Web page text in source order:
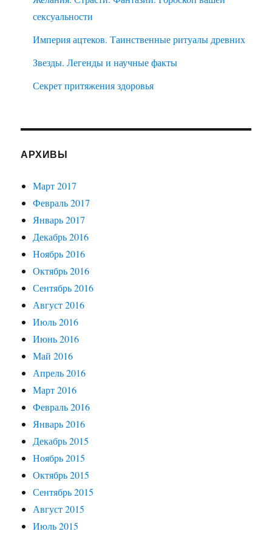
сексуальности
Империя ацтеков. Таинственные ритуалы древних
Звезды. Легенды и научные факты
Секрет притяжения здоровья
АРХИВЫ
Март 2017
Февраль 2017
Январь 2017
Декабрь 2016
Ноябрь 2016
Октябрь 2016
Сентябрь 2016
Август 2016
Июль 2016
Июнь 2016
Май 2016
Апрель 2016
Март 2016
Февраль 2016
Январь 2016
Декабрь 2015
Ноябрь 2015
Октябрь 2015
Сентябрь 2015
Август 2015
Июль 2015